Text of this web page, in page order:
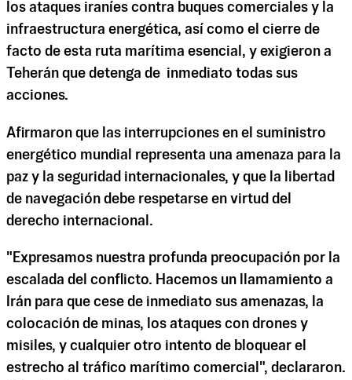
los ataques iraníes contra buques comerciales y la
infraestructura energética, así como el cierre de
facto de esta ruta marítima esencial, y exigieron a
Teherán que detenga de inmediato todas sus
acciones.
Afirmaron que las interrupciones en el suministro
energético mundial representa una amenaza para la
paz y la seguridad internacionales, y que la libertad
de navegación debe respetarse en virtud del
derecho internacional.
"Expresamos nuestra profunda preocupación por la
escalada del conflicto. Hacemos un llamamiento a
Irán para que cese de inmediato sus amenazas, la
colocación de minas, los ataques con drones y
misiles, y cualquier otro intento de bloquear el
estrecho al tráfico marítimo comercial", declararon.